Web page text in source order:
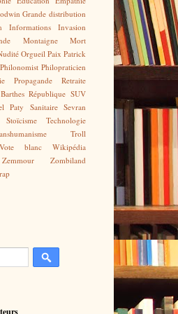
Grande distribution
Informations
Invasion
Montaigne
Mort
Orgueil Paix Patrick
Philonomist Philopraticien
Propagande
Retraite
République SUV
Paty Sanitaire Sevran
Stoïcisme
Technologie
Troll
Vote blanc
Wikipédia
Zemmour
Zombiland
rap